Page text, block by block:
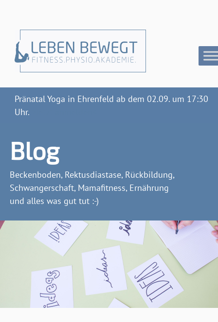
Pränatal Yoga in Ehrenfeld ab dem 02.09. um 17:30
Uhr.
Blog
Beckenboden, Rektusdiastase, Rückbildung,
Schwangerschaft, Mamafitness, Ernährung
und alles was gut tut :-)